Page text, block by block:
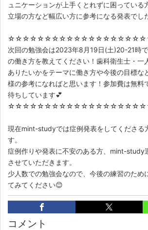
ュニケーションが上手くとれずに困っている
立場の方など幅広い方に参考になる発表でし
次回の勉強会は2023年8月19日(土)20-21時
の働き方を教えてください！歯科衛生士・一
ありたいかをテーマに働き方や今後の目標な
様の参考になればと思います！参加費は無料
待ちしています💕
現在mint-studyでは症例発表をしてくださる
す。
症例作りや発表に不安のある方、mint-study
させていただきます。
少人数での勉強会なので、今後の練習のため
てみてください😊
コメント